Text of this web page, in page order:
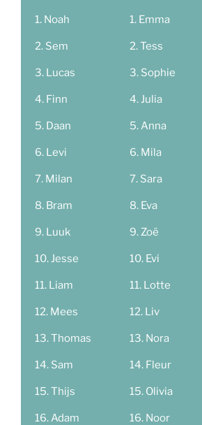
Noah
Sem
Lucas
Finn
Daan
Levi
Milan
Bram
Luuk
Jesse
Liam
Mees
Thomas
Sam
Thijs
Adam
Emma
Tess
Sophie
Julia
Anna
Mila
Sara
Eva
Zoë
Evi
Lotte
Liv
Nora
Fleur
Olivia
Noor